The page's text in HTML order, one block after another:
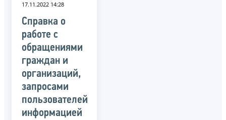
17.11.2022 14:28
Справка о
работе с
обращениями
граждан и
организаций,
запросами
пользователей
информацией